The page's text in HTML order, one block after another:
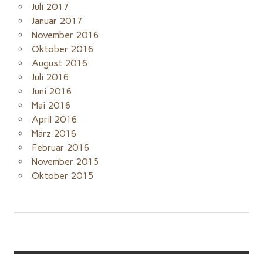
Juli 2017
Januar 2017
November 2016
Oktober 2016
August 2016
Juli 2016
Juni 2016
Mai 2016
April 2016
März 2016
Februar 2016
November 2015
Oktober 2015